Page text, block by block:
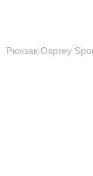
Рюкзак Osprey